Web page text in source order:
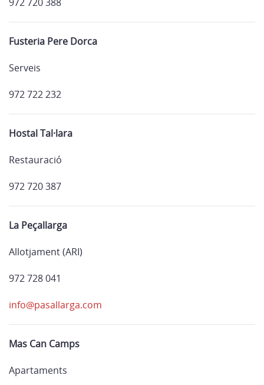
Fusteria Pere Dorca
Serveis
972 722 232
Hostal Tal·lara
Restauració
972 720 387
La Peçallarga
Allotjament (ARI)
972 728 041
info@pasallarga.com
Mas Can Camps
Apartaments